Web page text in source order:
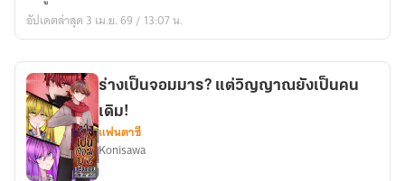
ลึกลับ
เปลี่ยน
อัปเดตล่าสุด 3 เม.ย. 69 / 13:07 น.
ร่างเป็นจอมมาร? แต่วิญญาณยังเป็นคน
เดิม!
แฟนตาซี
Konisawa